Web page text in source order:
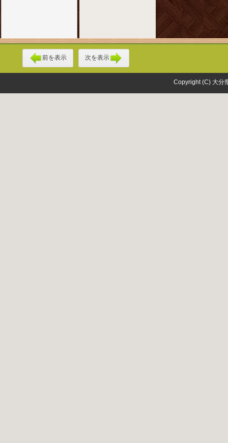
前を表示 次を表示
Copyright (C) 大分